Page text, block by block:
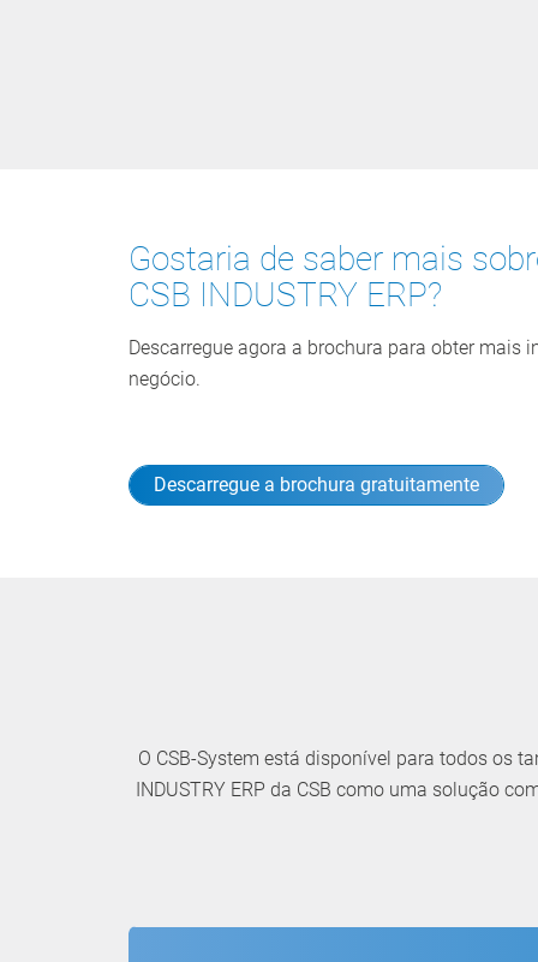
Gostaria de saber mais
CSB INDUSTRY ERP?
Descarregue agora a brochura para obter mais
negócio.
Descarregue a brochura gratuitamente
O CSB-System está disponível para todos os
INDUSTRY ERP da CSB como uma solução